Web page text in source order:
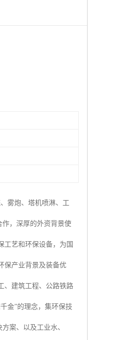
雾炮、塔机喷淋、工
，深厚的外资背景使
工艺和环保设备，为国
保产业背景及装备优
、建筑工程、公路铁路
金”的理念，集环保技
案、以及工业水、